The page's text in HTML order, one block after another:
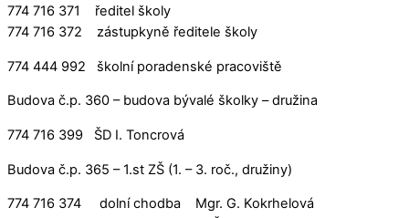
774 716 371 ředitel školy
774 716 372 zástupkyně ředitele školy
774 444 992 školní poradenské pracoviště
Budova č.p. 360 – budova bývalé školky – družina
774 716 399 ŠD I. Toncrová
Budova č.p. 365 – 1.st ZŠ (1. – 3. roč., družiny)
774 716 374 dolní chodba Mgr. G. Kokrhelová